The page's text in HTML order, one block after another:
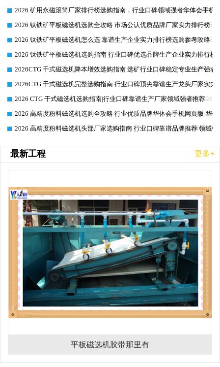
2026-06-26
2026 矿用永磁滚筒厂家排行榜选购指南，行业口碑领域强者华体会手机
2026-06-26
2026 钛铁矿平板磁选机选购全攻略 市场公认优质品牌厂家实力排行榜
2026-06-26
2026 钛铁矿平板磁选机怎么选 靠谱生产企业实力排行榜选购参考攻略
2026-06-26
2026 钛铁矿平板磁选机选购指南 行业口碑优选品牌生产企业实力排行榜
2026-06-26
2026CTG 干式磁选机降本增效选购指南 选矿行业口碑稳定专业生产强者
2026-06-26
2026CTG 干式磁选机完整选购指南 行业口碑顶尖靠谱生产龙头厂家实力
2026-06-26
2026 CTG 干式磁选机选购指南|行业口碑靠谱生产厂家领域强者推荐
2026-06-26
2026 高精度粉料磁选机选购全攻略 行业优质品牌华体会手机网页版-华
2026-06-26
2026 高精度粉料磁选机头部厂家选购指南 行业口碑靠谱品牌推荐 领域
最新工程 更多+
平板磁选机胶带那里有